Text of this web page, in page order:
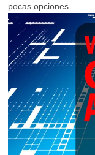
pocas opciones.